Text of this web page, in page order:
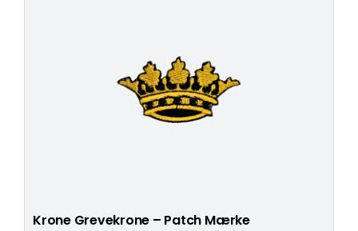
Krone Grevekrone – Patch Mærke